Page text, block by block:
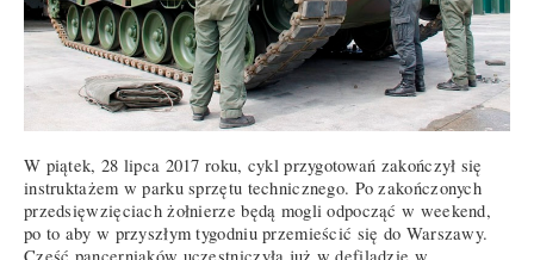
W piątek, 28 lipca 2017 roku, cykl przygotowań zakończył się
instruktażem w parku sprzętu technicznego. Po zakończonych
przedsięwzięciach żołnierze będą mogli odpocząć w weekend,
po to aby w przyszłym tygodniu przemieścić się do Warszawy.
Część pancerniaków uczestniczyła już w defiladzie w